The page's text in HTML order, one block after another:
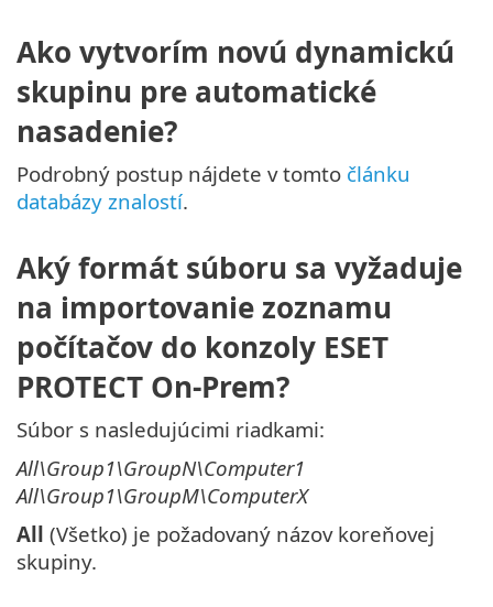
Ako vytvorím novú dynamickú
skupinu pre automatické
nasadenie?
Podrobný postup nájdete v tomto článku
databázy znalostí.
Aký formát súboru sa vyžaduje
na importovanie zoznamu
počítačov do konzoly ESET
PROTECT On-Prem?
Súbor s nasledujúcimi riadkami:
All\Group1\GroupN\Computer1
All\Group1\GroupM\ComputerX
All (Všetko) je požadovaný názov koreňovej
skupiny.